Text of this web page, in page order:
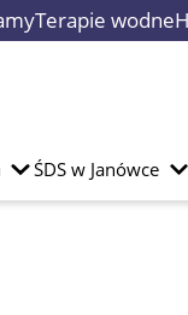
Terapie wodne
ŚDS w Janówce